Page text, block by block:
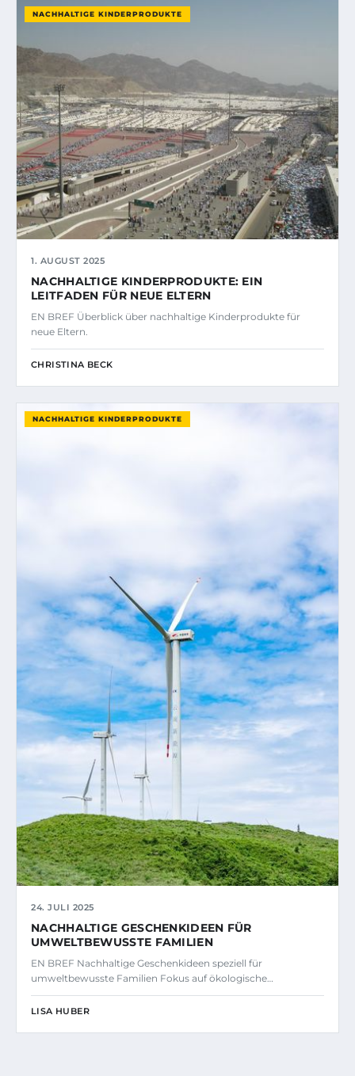
NACHHALTIGE KINDERPRODUKTE
1. AUGUST 2025
NACHHALTIGE KINDERPRODUKTE: EIN
LEITFADEN FÜR NEUE ELTERN
EN BREF Überblick über nachhaltige Kinderprodukte für
neue Eltern.
CHRISTINA BECK
NACHHALTIGE KINDERPRODUKTE
24. JULI 2025
NACHHALTIGE GESCHENKIDEEN FÜR
UMWELTBEWUSSTE FAMILIEN
EN BREF Nachhaltige Geschenkideen speziell für
umweltbewusste Familien Fokus auf ökologische…
LISA HUBER